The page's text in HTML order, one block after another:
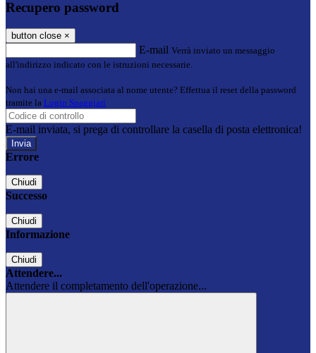
Recupero password
button close ×
E-mail Verrà inviato un messaggio
all'indirizzo indicato con le istruzioni necessarie.
Non hai una e-mail associata al nome utente? Effettua il reset della password
tramite la Login Spaggiari
E-mail inviata, si prega di controllare la casella di posta elettronica!
Errore
Chiudi
Successo
Chiudi
Informazione
Chiudi
Attendere...
Attendere il completamento dell'operazione...